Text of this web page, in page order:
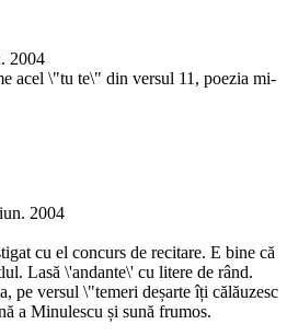
2004
acel \"tu te\" din versul 11, poezia mi-
2004
cu el concurs de recitare. E bine că
Lasă \'andante\' cu litere de rând.
pe versul \"temeri deșarte îți călăuzesc
a Minulescu și sună frumos.